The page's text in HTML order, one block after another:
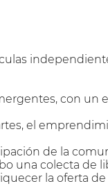
con
el
de la
una colecta de
la oferta